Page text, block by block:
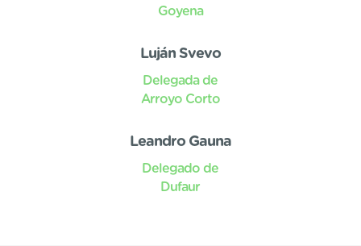
Goyena
Luján Svevo
Delegada de
Arroyo Corto
Leandro Gauna
Delegado de
Dufaur